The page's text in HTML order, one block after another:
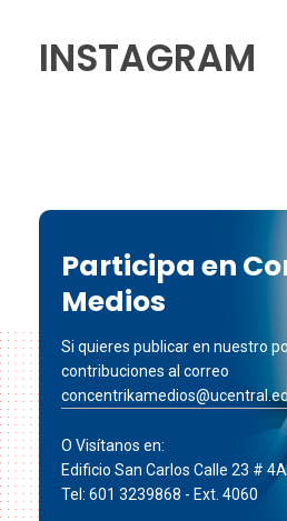
INSTAGRAM
Participa en
Medios
Si quieres publicar en nuestro
contribuciones al correo
O Visítanos en:
Edificio San Carlos Calle 23 #
Tel: 601 3239868 - Ext. 4060